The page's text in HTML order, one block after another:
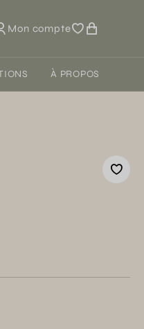
Mon compte
À PROPOS